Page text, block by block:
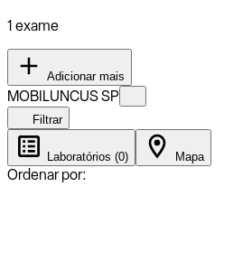
1 exame
Adicionar mais
MOBILUNCUS SP
Filtrar
Laboratórios (0) Mapa
Ordenar por: